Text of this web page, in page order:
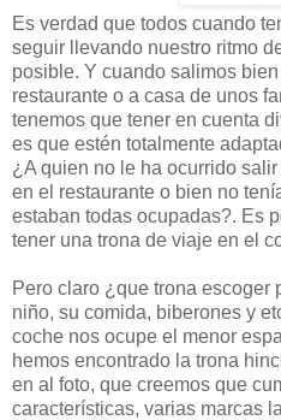
Es verdad que todos cuando
seguir llevando nuestro ritmo
posible. Y cuando salimos
restaurante o a casa de unos
tenemos que tener en cuenta
es que estén totalmente
¿A quien no le ha ocurrido
en el restaurante o bien no
estaban todas ocupadas?. Es
tener una trona de viaje en el
Pero claro ¿que trona escoger
niño, su comida, biberones y
coche nos ocupe el menor
hemos encontrado la trona
en al foto, que creemos que
características, varias marcas